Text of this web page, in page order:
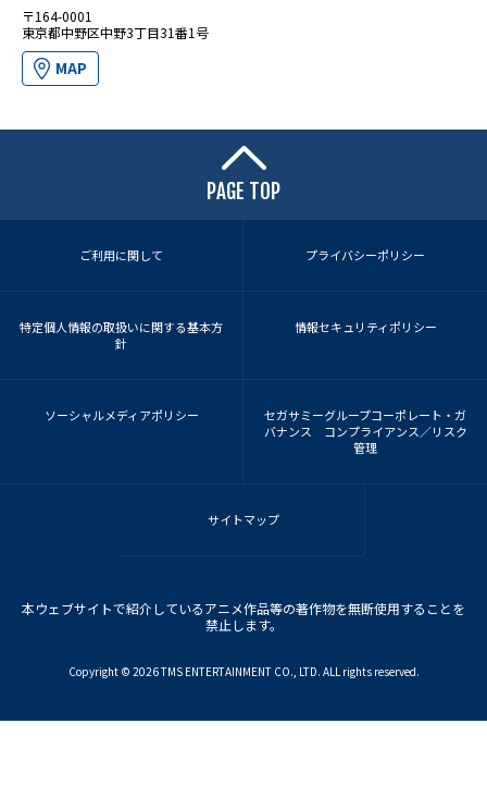
〒164-0001
東京都中野区中野3丁目31番1号
MAP
PAGE TOP
ご利用に関して プライバシーポリシー
特定個人情報の取扱いに関する基本方
針
情報セキュリティポリシー
ソーシャルメディアポリシー
セガサミーグループコーポレート・ガ
バナンス コンプライアンス／リスク
管理
サイトマップ
本ウェブサイトで紹介しているアニメ作品等の著作物を無断使用することを
禁止します。
Copyright ©︎ 2026 TMS ENTERTAINMENT CO., LTD. ALL rights reserved.